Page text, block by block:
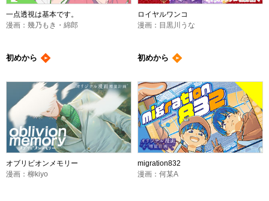
一点透視は基本です。
漫画：幾乃もき・綿郎
初めから
ロイヤルワンコ
漫画：目黒川うな
初めから
オブリビオンメモリー
漫画：柳kiyo
migration832
漫画：何某A